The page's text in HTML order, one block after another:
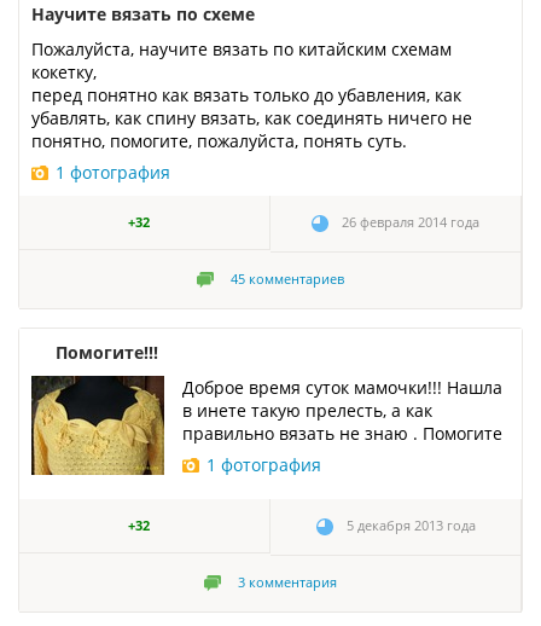
Научите вязать по схеме
Пожалуйста, научите вязать по китайским схемам
кокетку,
перед понятно как вязать только до убавления, как
убавлять, как спину вязать, как соединять ничего не
понятно, помогите, пожалуйста, понять суть.
1 фотография
+32 26 февраля 2014 года
45 комментариев
Помогите!!!
Доброе время суток мамочки!!! Нашла
в инете такую прелесть, а как
правильно вязать не знаю . Помогите
1 фотография
+32 5 декабря 2013 года
3 комментария